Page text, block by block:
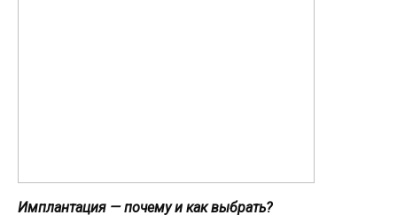
Имплантация — почему и как выбрать?